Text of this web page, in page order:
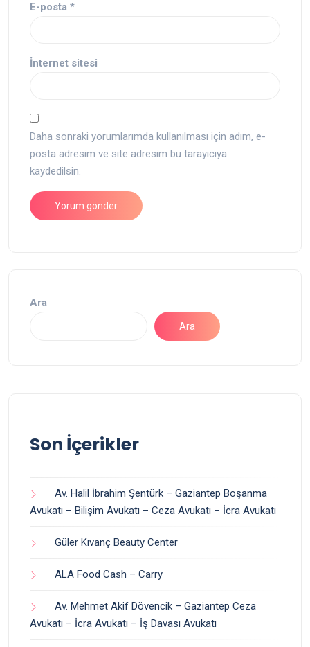
E-posta *
İnternet sitesi
Daha sonraki yorumlarımda kullanılması için adım, e-
posta adresim ve site adresim bu tarayıcıya
kaydedilsin.
Ara
Ara
Son İçerikler
Av. Halil İbrahim Şentürk – Gaziantep Boşanma
Avukatı – Bilişim Avukatı – Ceza Avukatı – İcra Avukatı
Güler Kıvanç Beauty Center
ALA Food Cash – Carry
Av. Mehmet Akif Dövencik – Gaziantep Ceza
Avukatı – İcra Avukatı – İş Davası Avukatı